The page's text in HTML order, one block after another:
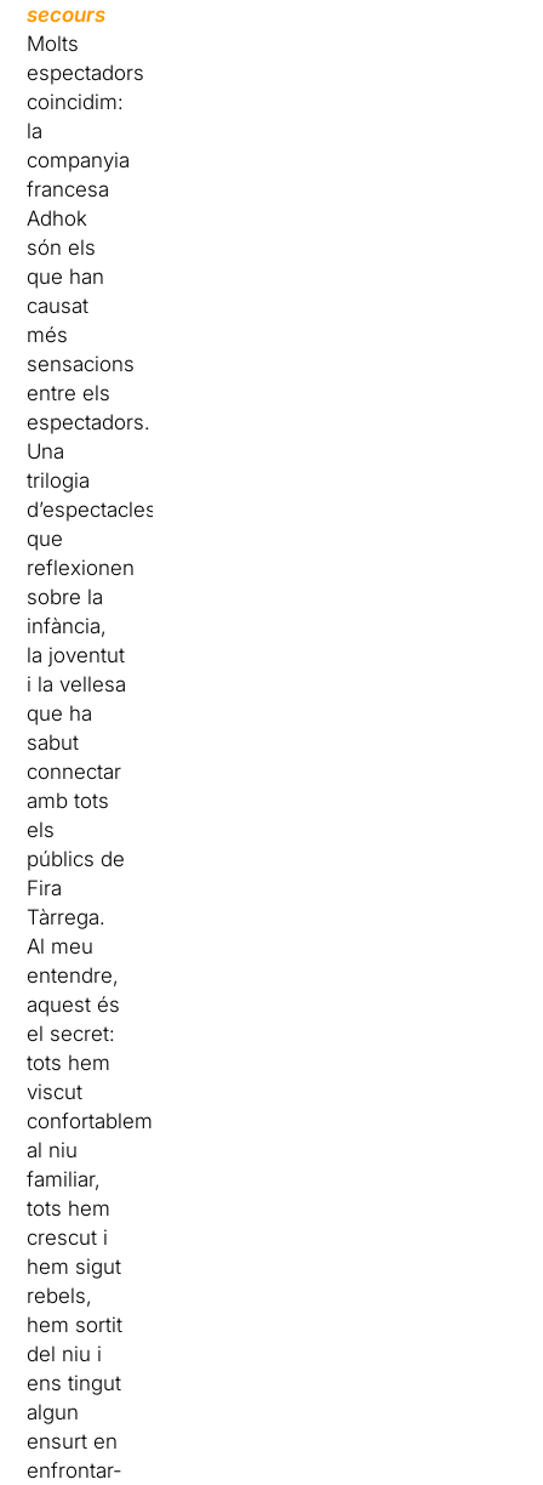
secours
Molts
espectadors
coincidim:
la
companyia
francesa
Adhok
són els
que han
causat
més
sensacions
entre els
espectadors.
Una
trilogia
d’espectacles
que
reflexionen
sobre la
infància,
la joventut
i la vellesa
que ha
sabut
connectar
amb tots
els
públics de
Fira
Tàrrega.
Al meu
entendre,
aquest és
el secret:
tots hem
viscut
confortablement
al niu
familiar,
tots hem
crescut i
hem sigut
rebels,
hem sortit
del niu i
ens tingut
algun
ensurt en
enfrontar-